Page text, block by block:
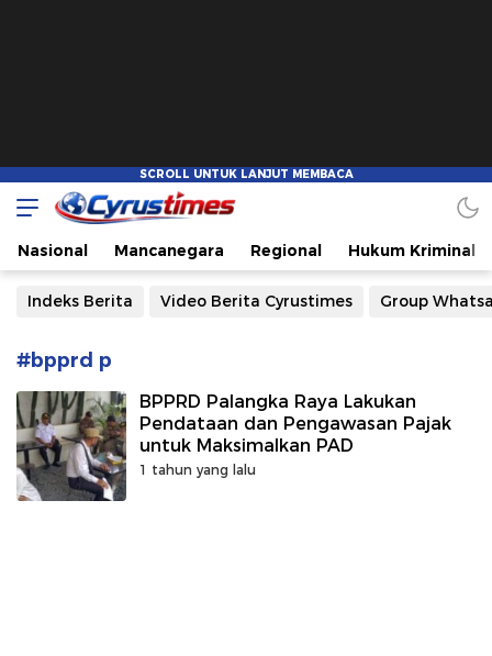
Cyrustimes.com
Cepat Tajam dan Akurat
Nasional Mancanegara Regional Hukum Kriminal
Indeks Berita Video Berita Cyrustimes Group
#bpprd p
BPPRD Palangka Raya Lakukan
Pendataan dan Pengawasan Pajak
untuk Maksimalkan PAD
1 tahun yang lalu